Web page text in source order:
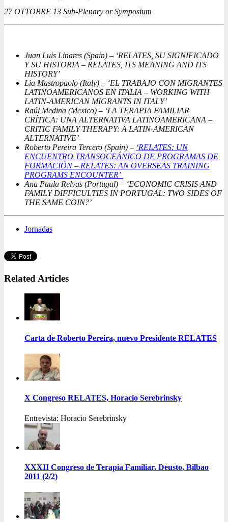
27 OTTOBRE 13 Sub-Plenary or Symposium
Juan Luis Linares (Spain) – ‘RELATES, SU SIGNIFICADO
Y SU HISTORIA – RELATES, ITS MEANING AND ITS
HISTORY’
Lia Mastropaolo (Italy) – ‘EL TRABAJO CON MIGRANTES
LATINOAMERICANOS EN ITALIA – WORKING WITH
LATIN-AMERICAN MIGRANTS IN ITALY’
Raúl Medina (Mexico) – ‘LA TERAPIA FAMILIAR
CRÍTICA: UNA ALTERNATIVA LATINOAMERICANA –
CRITIC FAMILY THERAPY: A LATIN-AMERICAN
ALTERNATIVE’
Roberto Pereira Tercero (Spain) – ‘RELATES: UN
ENCUENTRO TRANSOCEÁNICO DE PROGRAMAS DE
FORMACIÓN – RELATES: AN OVERSEAS TRAINING
PROGRAMS ENCOUNTER’
Ana Paula Relvas (Portugal) – ‘ECONOMIC CRISIS AND
FAMILY DIFFICULTIES IN PORTUGAL: TWO SIDES OF
THE SAME COIN?’
Jornadas
Related Articles
Carta de Roberto Pereira, nuevo Presidente RELATES
X Congreso RELATES, Horacio Serebrinsky
Entrevista: Horacio Serebrinsky
XXXII Congreso de Terapia Familiar. Deusto, Bilbao
2011 (2/2)